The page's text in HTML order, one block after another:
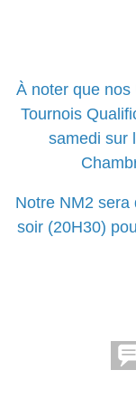
À noter que nos
Tournois
samedi sur
Notre NM2 sera
soir (20H30)